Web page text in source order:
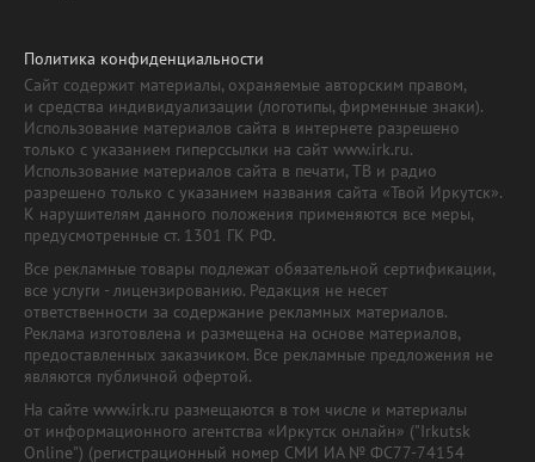
Политика конфиденциальности
Сайт содержит материалы, охраняемые авторским правом,
и средства индивидуализации (логотипы, фирменные знаки).
Использование материалов сайта в интернете разрешено
только с указанием гиперссылки на сайт www.irk.ru.
Использование материалов сайта в печати, ТВ и радио
разрешено только с указанием названия сайта «Твой Иркутск».
К нарушителям данного положения применяются все меры,
предусмотренные ст. 1301 ГК РФ.
Все рекламные товары подлежат обязательной сертификации,
все услуги - лицензированию. Редакция не несет
ответственности за содержание рекламных материалов.
Реклама изготовлена и размещена на основе материалов,
предоставленных заказчиком. Все рекламные предложения не
являются публичной офертой.
На сайте www.irk.ru размещаются в том числе и материалы
от информационного агентства «Иркутск онлайн» ("Irkutsk
Online") (регистрационный номер СМИ ИА № ФС77-74154